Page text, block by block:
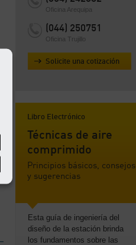
Oficina Arequipa
(044) 250751
Oficina Trujillo
Solicite una cotización
Libro Electrónico
Técnicas de aire
comprimido
Principios básicos, consejos
y sugerencias
Esta guía de ingeniería del
diseño de la estación brinda
los fundamentos sobre las